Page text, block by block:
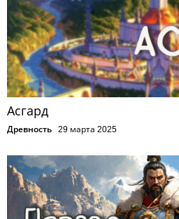
Асгард
Древность 29 марта 2025